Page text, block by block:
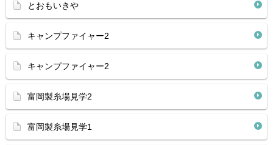
とおもいきや
キャンプファイャー2
キャンプファイャー2
富岡製糸場見学2
富岡製糸場見学1